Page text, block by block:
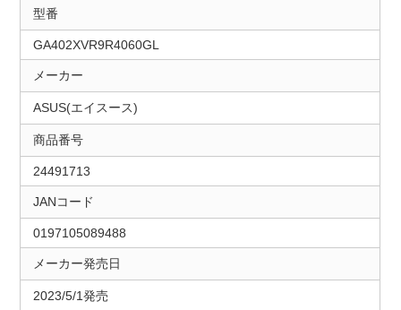
型番
GA402XVR9R4060GL
メーカー
ASUS(エイスース)
商品番号
24491713
JANコード
0197105089488
メーカー発売日
2023/5/1発売